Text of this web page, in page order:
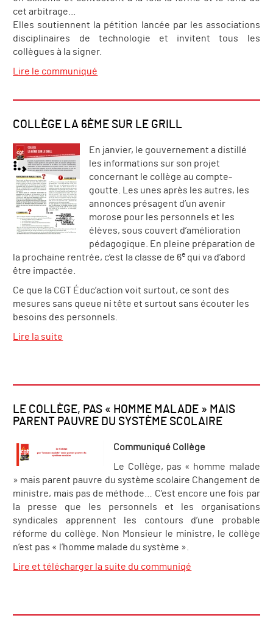
cet arbitrage...
Elles soutiennent la pétition lancée par les associations
disciplinaires de technologie et invitent tous les
collègues à la signer.
Lire le communiqué
COLLÈGE LA 6ÈME SUR LE GRILL
En janvier, le gouvernement a distillé
les informations sur son projet
concernant le collège au compte-
goutte. Les unes après les autres, les
annonces présagent d’un avenir
morose pour les personnels et les
élèves, sous couvert d’amélioration
pédagogique. En pleine préparation de
la prochaine rentrée, c’est la classe de 6e qui va d’abord
être impactée.
Ce que la CGT Éduc’action voit surtout, ce sont des
mesures sans queue ni tête et surtout sans écouter les
besoins des personnels.
Lire la suite
LE COLLÈGE, PAS « HOMME MALADE » MAIS
PARENT PAUVRE DU SYSTÈME SCOLAIRE
Communiqué Collège
Le Collège, pas « homme malade
» mais parent pauvre du système scolaire Changement de
ministre, mais pas de méthode… C’est encore une fois par
la presse que les personnels et les organisations
syndicales apprennent les contours d’une probable
réforme du collège. Non Monsieur le ministre, le collège
n’est pas « l’homme malade du système ».
Lire et télécharger la suite du communiqé